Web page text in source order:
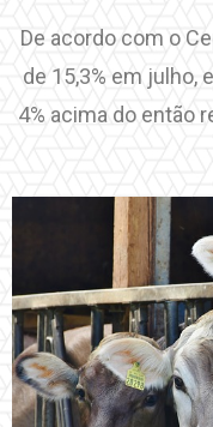
De acordo com o
de 15,3% em julho,
4% acima do então